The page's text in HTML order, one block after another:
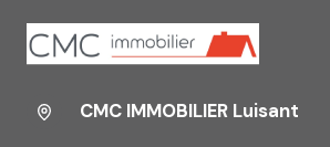
CMC IMMOBILIER Luisant